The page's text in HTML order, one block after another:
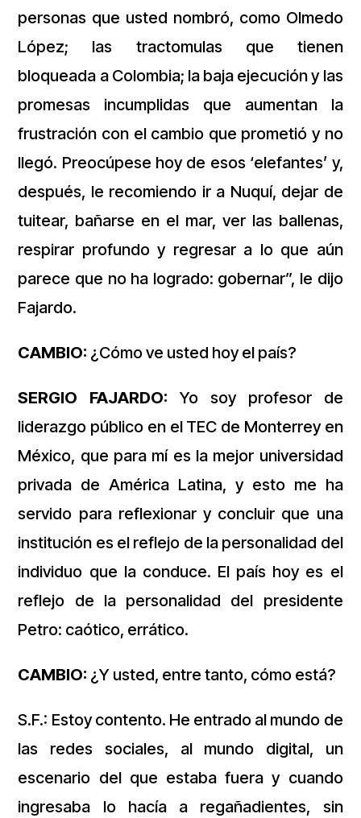
personas que usted nombró, como Olmedo
López; las tractomulas que tienen
bloqueada a Colombia; la baja ejecución y las
promesas incumplidas que aumentan la
frustración con el cambio que prometió y no
llegó. Preocúpese hoy de esos ‘elefantes’ y,
después, le recomiendo ir a Nuquí, dejar de
tuitear, bañarse en el mar, ver las ballenas,
respirar profundo y regresar a lo que aún
parece que no ha logrado: gobernar”, le dijo
Fajardo.
CAMBIO: ¿Cómo ve usted hoy el país?
SERGIO FAJARDO: Yo soy profesor de
liderazgo público en el TEC de Monterrey en
México, que para mí es la mejor universidad
privada de América Latina, y esto me ha
servido para reflexionar y concluir que una
institución es el reflejo de la personalidad del
individuo que la conduce. El país hoy es el
reflejo de la personalidad del presidente
Petro: caótico, errático.
CAMBIO: ¿Y usted, entre tanto, cómo está?
S.F.: Estoy contento. He entrado al mundo de
las redes sociales, al mundo digital, un
escenario del que estaba fuera y cuando
ingresaba lo hacía a regañadientes, sin